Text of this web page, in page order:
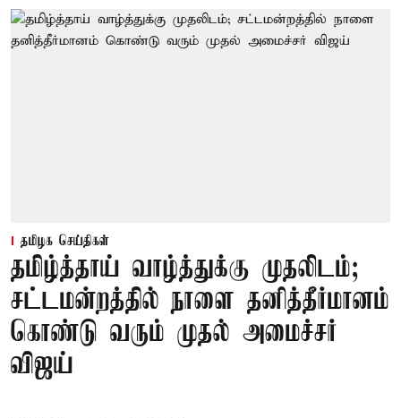
தமிழக செய்திகள்
தமிழ்த்தாய் வாழ்த்துக்கு முதலிடம்;
சட்டமன்றத்தில் நாளை தனித்தீர்மானம்
கொண்டு வரும் முதல் அமைச்சர்
விஜய்